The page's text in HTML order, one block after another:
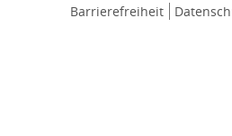
Barrierefreiheit